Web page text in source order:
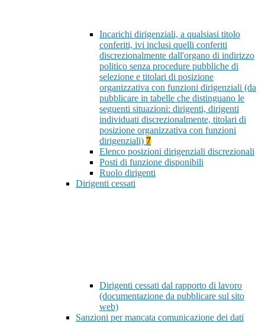
Incarichi dirigenziali, a qualsiasi titolo
conferiti, ivi inclusi quelli conferiti
discrezionalmente dall'organo di indirizzo
politico senza procedure pubbliche di
selezione e titolari di posizione
organizzativa con funzioni dirigenziali (da
pubblicare in tabelle che distinguano le
seguenti situazioni: dirigenti, dirigenti
individuati discrezionalmente, titolari di
posizione organizzativa con funzioni
dirigenziali) 7
Elenco posizioni dirigenziali discrezionali
Posti di funzione disponibili
Ruolo dirigenti
Dirigenti cessati
Dirigenti cessati dal rapporto di lavoro
(documentazione da pubblicare sul sito
web)
Sanzioni per mancata comunicazione dei dati